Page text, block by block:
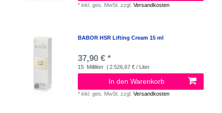
*inkl. ges. MwSt. zzgl.Versandkosten
BABOR HSR Lifting Cream 15 ml
37,90 € *
15 Milliliter | 2.526,67 € / Liter
In den Warenkorb
*inkl. ges. MwSt. zzgl.Versandkosten